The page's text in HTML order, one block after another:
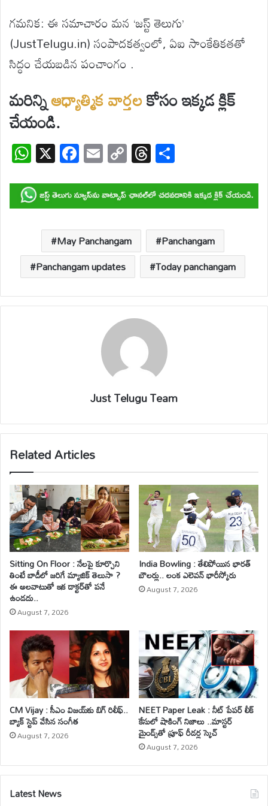
గమనిక: ఈ సమాచారం మన ‘జస్ట్ తెలుగు’
(JustTelugu.in) సంపాదకత్వంలో, ఏఐ సాంకేతికతతో
సిద్ధం చేయబడిన పంచాంగం .
మరిన్నిఆధ్యాత్మికవార్తలకోసం ఇక్కడ క్లిక్
చేయండి.
W
h
at
s
A
p
p
X F
ac
e
b
o
o
k
E
m
ail
C
o
p
y
Li
n
k
T
hr
e
a
d
s
ar
e
May Panchangam
Panchangam
Panchangam updates
Today panchangam
Just Telugu Team
Related Articles
Sitting On Floor : నేలపై కూర్చొని
తింటే బాడీలో జరిగే మ్యాజిక్ తెలుసా ?
ఈ అలవాటుతో ఇక డాక్టర్‌తో పనే
ఉండదు..
August 7, 2026
India Bowling : తేలిపోయిన భారత్
బౌలర్లు.. లంక ఎలెవన్ భారీస్కోరు
August 7, 2026
CM Vijay : సీఎం విజయ్‌కు బిగ్ రిలీఫ్..
బ్యాక్ స్టెప్ వేసిన సంగీత
August 7, 2026
NEET Paper Leak : నీట్ పేపర్ లీక్
కేసులో షాకింగ్ నిజాలు ..మాస్టర్
మైండ్స్‌తో ప్రూఫ్ రీడర్ల స్కెచ్
August 7, 2026
Latest News